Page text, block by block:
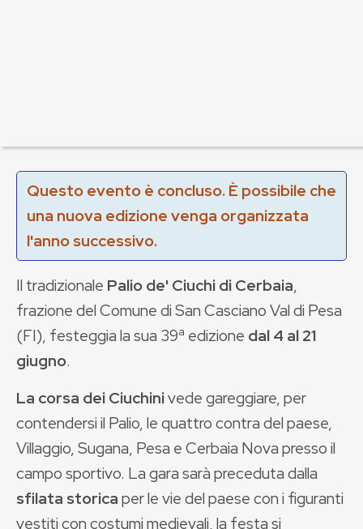
Questo evento è concluso. È possibile che
una nuova edizione venga organizzata
l'anno successivo.
Il tradizionale Palio de' Ciuchi di Cerbaia,
frazione del Comune di San Casciano Val di Pesa
(FI), festeggia la sua 39ª edizione dal 4 al 21
giugno.
La corsa dei Ciuchinivede gareggiare, per
contendersi il Palio, le quattro contra del paese,
Villaggio, Sugana, Pesa e Cerbaia Novapresso il
campo sportivo. La gara sarà preceduta dalla
sfilata storicaper le vie del paese con i figuranti
vestiti con costumi medievali, la festa si